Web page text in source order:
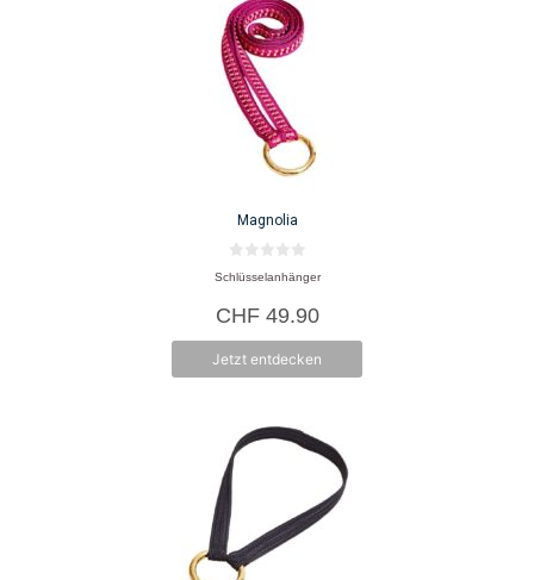
Magnolia
0
v
n
5
Schlüsselanhänger
CHF49.90
Jetzt entdecken